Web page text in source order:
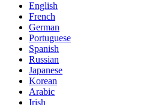
English
French
German
Portuguese
Spanish
Russian
Japanese
Korean
Arabic
Irish